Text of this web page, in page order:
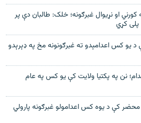
کورني او نړيوال غبرګونه؛ خلک: طالبان دې پر
کړي
يو کس اعدامېدو ته غبرګونونه مخ په ډېرېدو
نن په پکتیا ولایت کې یو کس په عام
محضر کې د یوه کس اعدامولو غبرګونه پارولي